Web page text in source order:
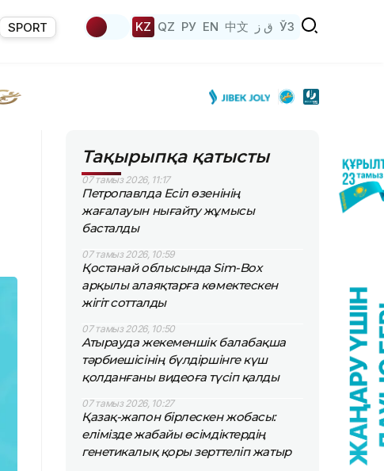
SPORT KZ QZ РУ EN 中文 ق ز ЎЗ
Тақырыпқа қатысты
07 тамыз 2026, 11:17
Петропавлда Есіл өзенінің
жағалауын нығайту жұмысы
басталды
07 тамыз 2026, 10:59
Қостанай облысында Sim-Box
арқылы алаяқтарға көмектескен
жігіт сотталды
07 тамыз 2026, 10:50
Атырауда жекеменшік балабақша
тәрбиешісінің бүлдіршінге күш
қолданғаны видеоға түсіп қалды
07 тамыз 2026, 10:27
Қазақ-жапон бірлескен жобасы:
елімізде жабайы өсімдіктердің
генетикалық қоры зерттеліп жатыр